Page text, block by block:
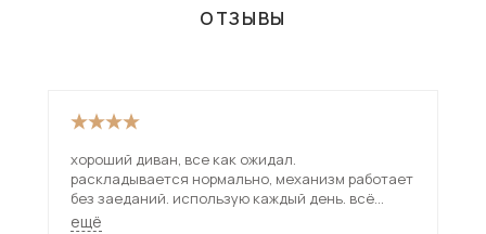
ОТЗЫВЫ
хороший диван, все как ожидал.
раскладывается нормально, механизм работает
без заеданий. использую каждый день. всё
устраивает.
ещё